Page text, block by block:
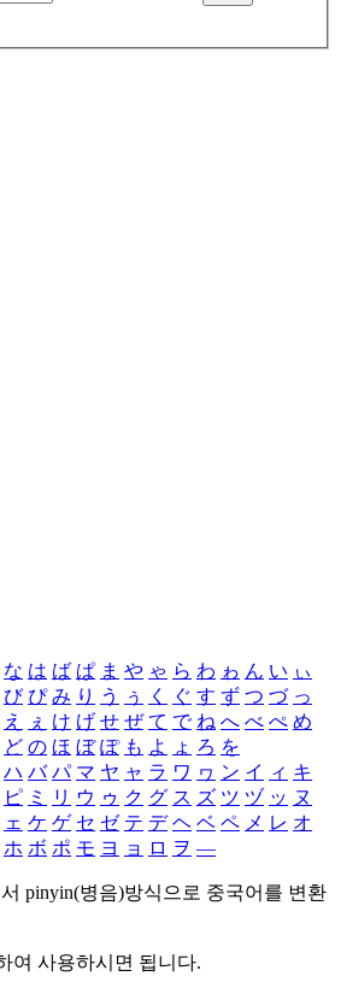
な は ば ぱ ま や ゃ ら わ ゎ ん い ぃ
び ぴ み り う ぅ く ぐ す ず つ づ っ
え ぇ け げ せ ぜ て で ね へ べ ぺ め
ど の ほ ぼ ぽ も よ ょ ろ を
ハ バ パ マ ヤ ャ ラ ワ ヮ ン イ ィ キ
ピ ミ リ ウ ゥ ク グ ス ズ ツ ヅ ッ ヌ
ェ ケ ゲ セ ゼ テ デ ヘ ベ ペ メ レ オ
ホ ボ ポ モ ヨ ョ ロ ヲ ―
pinyin(병음)방식으로 중국어를 변환
여 사용하시면 됩니다.